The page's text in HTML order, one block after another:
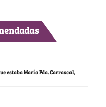
estaba María Fda. Carrascal,